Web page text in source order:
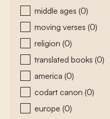
middle ages (0)
moving verses (0)
religion (0)
translated books (0)
america (0)
codart canon (0)
europe (0)